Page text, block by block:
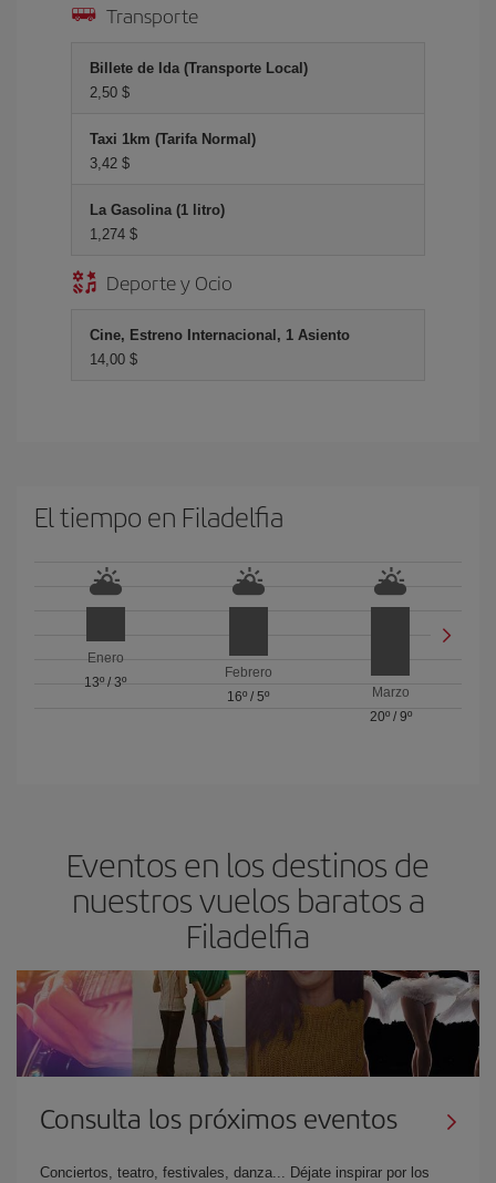
Transporte
Billete de Ida (Transporte Local)
2,50 $
Taxi 1km (Tarifa Normal)
3,42 $
La Gasolina (1 litro)
1,274 $
Deporte y Ocio
Cine, Estreno Internacional, 1 Asiento
14,00 $
El tiempo en Filadelfia
Enero
13º /3º
Febrero
16º / 5º
Marzo
20º/ 9º
Eventos en los destinos de
nuestros vuelos baratos a
Filadelfia
Consulta los próximos eventos
Conciertos, teatro, festivales, danza... Déjate inspirar por los